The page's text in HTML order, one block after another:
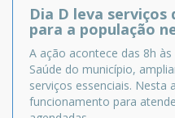
Dia D leva serviços
para a população
A ação acontece das 8h
Saúde do município,
serviços essenciais. Nesta
funcionamento para